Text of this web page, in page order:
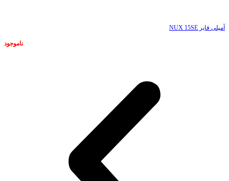
آمپلی فایر NUX 15SE
ناموجود